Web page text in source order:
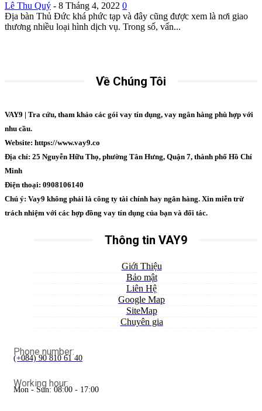
Lê Thu Quý - 8 Tháng 4, 2022 0
Địa bàn Thủ Đức khá phức tạp và đây cũng được xem là nơi giao
thương nhiều loại hình dịch vụ. Trong số, vấn...
Về Chúng Tôi
VAY9 | Tra cứu, tham khảo các gói vay tín dụng, vay ngân hàng phù hợp với
nhu cầu.
Website: https://www.vay9.co
Địa chỉ: 25 Nguyễn Hữu Thọ, phường Tân Hưng, Quận 7, thành phố Hồ Chí
Minh
Điện thoại: 0908106140
Chú ý: Vay9 không phải là công ty tài chính hay ngân hàng. Xin miễn trừ
trách nhiệm với các hợp đồng vay tín dụng của bạn và đối tác.
Thông tin VAY9
Giới Thiệu
Bảo mật
Liên Hệ
Google Map
SiteMap
Chuyên gia
Phone number:
(+084) 90 810 61 40
Working hour:
Mon - Sun: 08:00 - 17:00